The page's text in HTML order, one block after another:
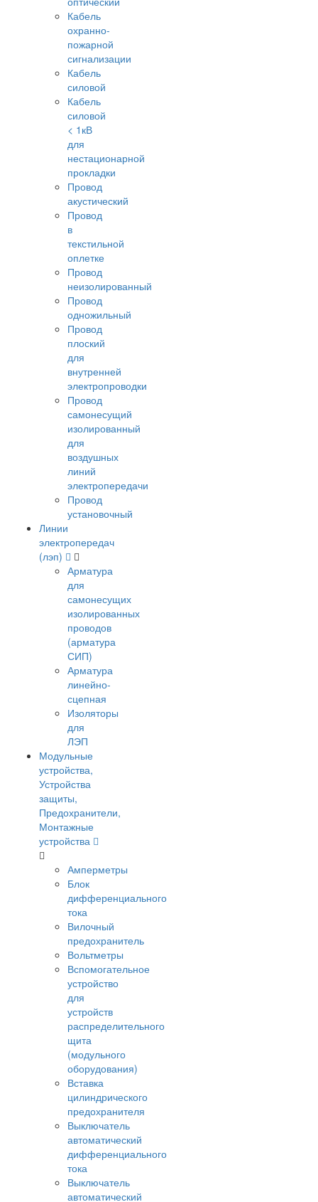
Кабель
охранно-
пожарной
сигнализации
Кабель
силовой
Кабель
силовой
< 1кВ
для
нестационарной
прокладки
Провод
акустический
Провод
в
текстильной
оплетке
Провод
неизолированный
Провод
одножильный
Провод
плоский
для
внутренней
электропроводки
Провод
самонесущий
изолированный
для
воздушных
линий
электропередачи
Провод
установочный
Линии
электропередач
(лэп)
Арматура
для
самонесущих
изолированных
проводов
(арматура
СИП)
Арматура
линейно-
сцепная
Изоляторы
для
ЛЭП
Модульные
устройства,
Устройства
защиты,
Предохранители,
Монтажные
устройства
Амперметры
Блок
дифференциального
тока
Вилочный
предохранитель
Вольтметры
Вспомогательное
устройство
для
устройств
распределительного
щита
(модульного
оборудования)
Вставка
цилиндрического
предохранителя
Выключатель
автоматический
дифференциального
тока
Выключатель
автоматический